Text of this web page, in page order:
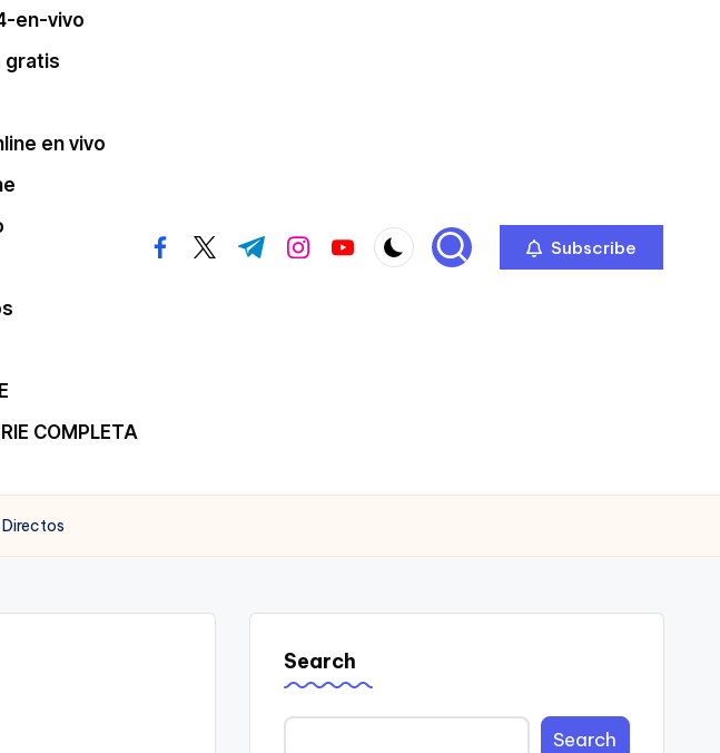
en-vivo
gratis
en vivo
COMPLETA
facebook.com
twitter.com
t.me instagram.com
youtube.com Subscribe
Search
Search